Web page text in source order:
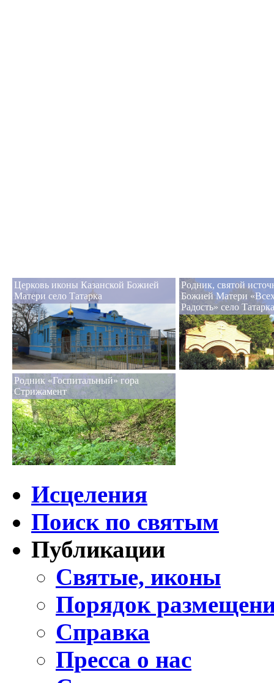
Церковь иконы Казанской Божией
Матери село Татарка
Родник, святой
Божией Матери
Радость» село Татарка
Родник «Госпитальный» гора
Стрижамент
Исцеления
Поиск по святым
Публикации
Святые, иконы
Порядок
Справка
Пресса о нас